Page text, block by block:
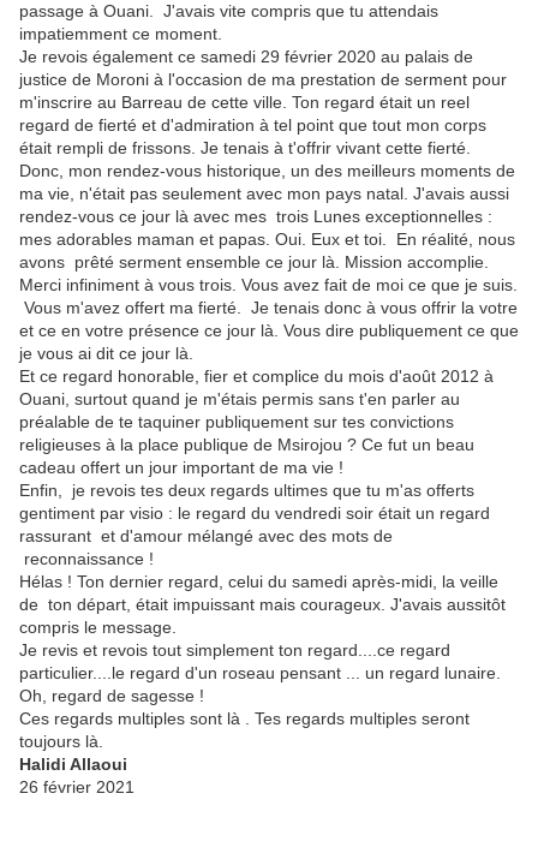
passage à Ouani. J'avais vite compris que tu attendais
impatiemment ce moment.
Je revois également ce samedi 29 février 2020 au palais de
justice de Moroni à l'occasion de ma prestation de serment pour
m'inscrire au Barreau de cette ville. Ton regard était un reel
regard de fierté et d'admiration à tel point que tout mon corps
était rempli de frissons. Je tenais à t'offrir vivant cette fierté.
Donc, mon rendez-vous historique, un des meilleurs moments de
ma vie, n'était pas seulement avec mon pays natal. J'avais aussi
rendez-vous ce jour là avec mes trois Lunes exceptionnelles :
mes adorables maman et papas. Oui. Eux et toi. En réalité, nous
avons prêté serment ensemble ce jour là. Mission accomplie.
Merci infiniment à vous trois. Vous avez fait de moi ce que je suis.
Vous m'avez offert ma fierté. Je tenais donc à vous offrir la votre
et ce en votre présence ce jour là. Vous dire publiquement ce que
je vous ai dit ce jour là.
Et ce regard honorable, fier et complice du mois d'août 2012 à
Ouani, surtout quand je m'étais permis sans t'en parler au
préalable de te taquiner publiquement sur tes convictions
religieuses à la place publique de Msirojou ? Ce fut un beau
cadeau offert un jour important de ma vie !
Enfin, je revois tes deux regards ultimes que tu m'as offerts
gentiment par visio : le regard du vendredi soir était un regard
rassurant et d'amour mélangé avec des mots de
reconnaissance !
Hélas ! Ton dernier regard, celui du samedi après-midi, la veille
de ton départ, était impuissant mais courageux. J'avais aussitôt
compris le message.
Je revis et revois tout simplement ton regard....ce regard
particulier....le regard d'un roseau pensant ... un regard lunaire.
Oh, regard de sagesse !
Ces regards multiples sont là . Tes regards multiples seront
toujours là.
Halidi Allaoui
26 février 2021